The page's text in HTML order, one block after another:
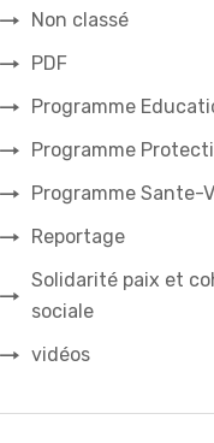
Non classé
PDF
Programme
Programme
Programme Sante-
Reportage
Solidarité paix et
sociale
vidéos